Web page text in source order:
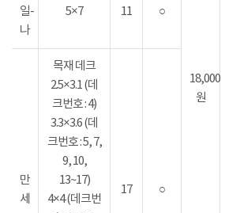
18,000
원
일-
나
5×7 11 ○
만
세
목재 데크
2.5×3.1 (데
크번호 : 4)
3.3×3.6 (데
크번호 : 5, 7,
9, 10,
13~17)
4×4 (데크번
17 ○